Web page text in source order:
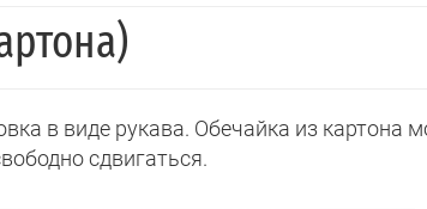
в виде рукава. Обечайка из картона
сдвигаться.